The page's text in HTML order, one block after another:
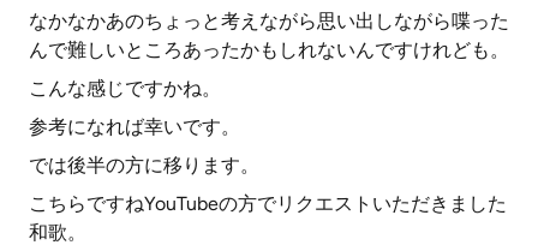
なかなかあのちょっと考えながら思い出しながら喋った
んで難しいところあったかもしれないんですけれども。
こんな感じですかね。
参考になれば幸いです。
では後半の方に移ります。
こちらですねYouTubeの方でリクエストいただきました
和歌。